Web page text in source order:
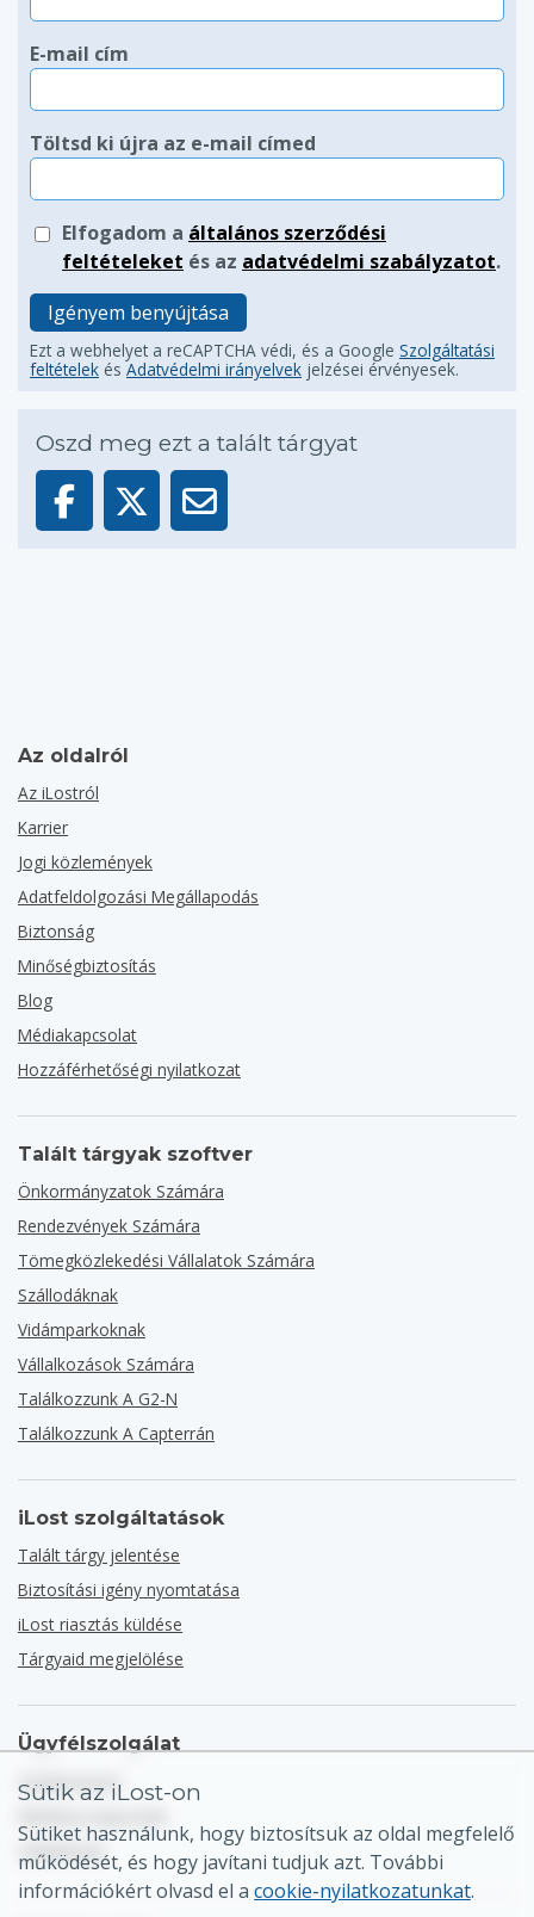
E-mail cím
Töltsd ki újra az e-mail címed
Elfogadom a általános szerződési
feltételeket és az adatvédelmi szabályzatot.
Igényem benyújtása
Ezt a webhelyet a reCAPTCHA védi, és a Google Szolgáltatási
feltételek ésAdatvédelmi irányelvek jelzései érvényesek.
Oszd meg ezt a talált tárgyat
Az oldalról
Az iLostról
Karrier
Jogi közlemények
Adatfeldolgozási Megállapodás
Biztonság
Minőségbiztosítás
Blog
Médiakapcsolat
Hozzáférhetőségi nyilatkozat
Talált tárgyak szoftver
Önkormányzatok Számára
Rendezvények Számára
Tömegközlekedési Vállalatok Számára
Szállodáknak
Vidámparkoknak
Vállalkozások Számára
Találkozzunk A G2-N
Találkozzunk A Capterrán
iLost szolgáltatások
Talált tárgy jelentése
Biztosítási igény nyomtatása
iLost riasztás küldése
Tárgyaid megjelölése
Ügyfélszolgálat
Súgóközpont
Oldaltérkép
Sütik az iLost-on
Sütiket használunk, hogy biztosítsuk az oldal megfelelő
működését, és hogy javítani tudjuk azt. További
információkért olvasd el a cookie-nyilatkozatunkat.